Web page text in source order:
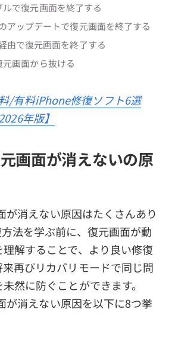
ルで復元画面を終了する
アップデートで復元画面を終了する
由で復元画面を終了する
画面から抜ける
/有料iPhone修復ソフト6選
2026年版】
画面が消えないの原
が消えない原因はたくさんあり
法を学ぶ前に、復元画面が動
解することで、より良い修復
再びリカバリモードで同じ問
然に防ぐことができます。
が消えない原因を以下に8つ挙